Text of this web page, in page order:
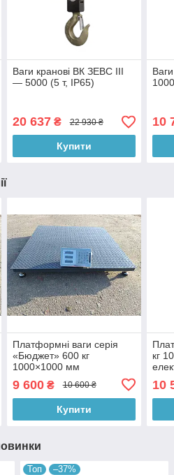
Ваги кранові ВК ЗЕВС III
— 5000 (5 т, IP65)
20 637₴ 22 930 ₴
Купити
10
Платформні ваги серія
«Бюджет» 600 кг
1000×1000 мм
9 600₴ 10 600 ₴
Купити
кг
10
Топ –37%